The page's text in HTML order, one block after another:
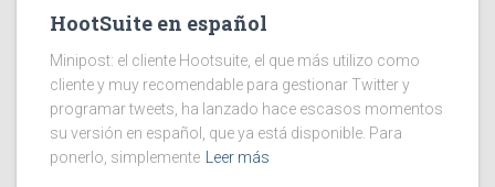
HootSuite en español
Minipost: el cliente Hootsuite, el que más utilizo como
cliente y muy recomendable para gestionar Twitter y
programar tweets, ha lanzado hace escasos momentos
su versión en español, que ya está disponible. Para
ponerlo, simplemente
Leer más